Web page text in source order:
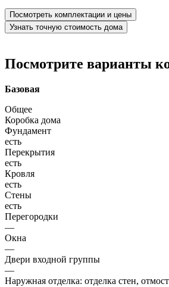
Посмотреть комплектации и цены
Узнать точную стоимость дома
Посмотрите варианты
Базовая
Общее
Коробка дома
Фундамент
есть
Перекрытия
есть
Кровля
есть
Стены
есть
Перегородки
—
Окна
—
Двери входной группы
—
Наружная отделка: отделка стен,